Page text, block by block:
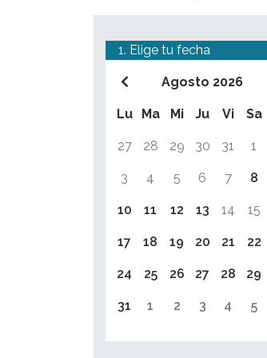
1. Elige tu fecha
Agosto 2026
Lu Ma Mi Ju Vi Sa
27 28 29 30 31 1
3 4 5 6 7 8
10 11 12 13 14 15
17 18 19 20 21 22
24 25 26 27 28 29
31 1 2 3 4 5